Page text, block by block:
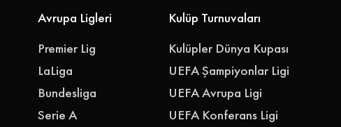
Avrupa Ligleri
Premier Lig
LaLiga
Bundesliga
Serie A
Kulüp Turnuvaları
Kulüpler Dünya Kupası
UEFA Şampiyonlar Ligi
UEFA Avrupa Ligi
UEFA Konferans Ligi